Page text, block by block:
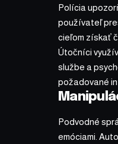
Polícia
používateľ
cieľom získať
Útočníci
službe a
požadované
Podvodné
emóciami.